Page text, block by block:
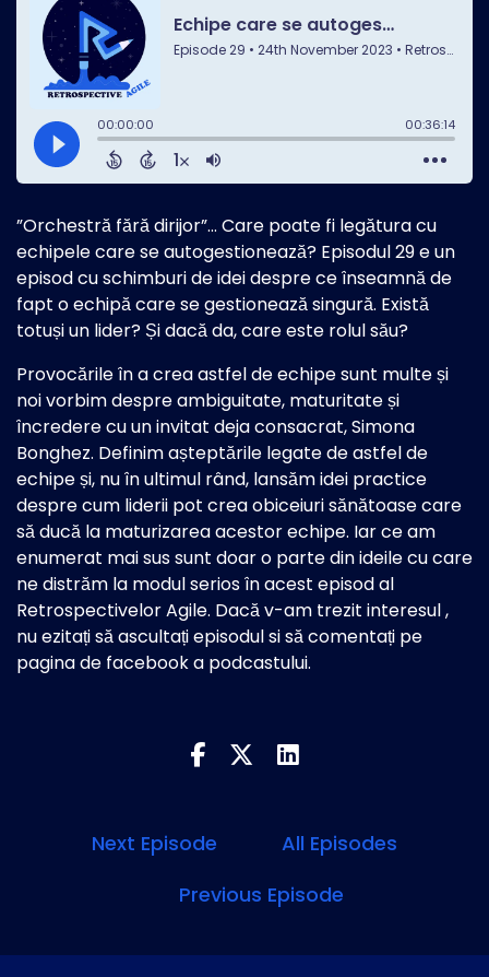
”Orchestră fără dirijor”... Care poate fi legătura cu
echipele care se autogestionează? Episodul 29 e un
episod cu schimburi de idei despre ce înseamnă de
fapt o echipă care se gestionează singură. Există
totuși un lider? Și dacă da, care este rolul său?
Provocările în a crea astfel de echipe sunt multe și
noi vorbim despre ambiguitate, maturitate și
încredere cu un invitat deja consacrat, Simona
Bonghez. Definim așteptările legate de astfel de
echipe și, nu în ultimul rând, lansăm idei practice
despre cum liderii pot crea obiceiuri sănătoase care
să ducă la maturizarea acestor echipe. Iar ce am
enumerat mai sus sunt doar o parte din ideile cu care
ne distrăm la modul serios în acest episod al
Retrospectivelor Agile. Dacă v-am trezit interesul ,
nu ezitați să ascultați episodul si să comentați pe
pagina de facebook a podcastului.
Next Episode
All Episodes
Previous Episode